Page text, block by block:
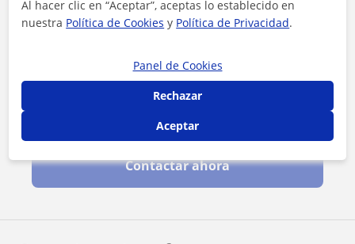
Al hacer clic, aceptas nuestro aviso legal
Contactar ahora
Al hacer clic en “Aceptar”, aceptas lo establecido en
nuestra Política de Cookies y Política de Privacidad.
Panel de Cookies
Rechazar
Aceptar